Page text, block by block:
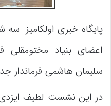
پایگاه خبری اولکامیز-
اعضای بنیاد
سلیمان هاشمی فرماندار
در این نشست لطیف